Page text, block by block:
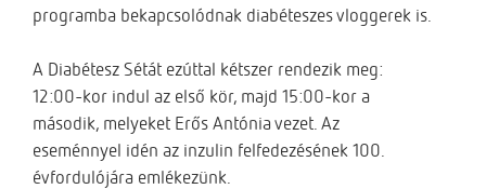
programba bekapcsolódnak diabéteszes vloggerek is.
A Diabétesz Sétát ezúttal kétszer rendezik meg:
12:00-kor indul az első kör, majd 15:00-kor a
második, melyeket Erős Antónia vezet. Az
eseménnyel idén az inzulin felfedezésének 100.
évfordulójára emlékezünk.